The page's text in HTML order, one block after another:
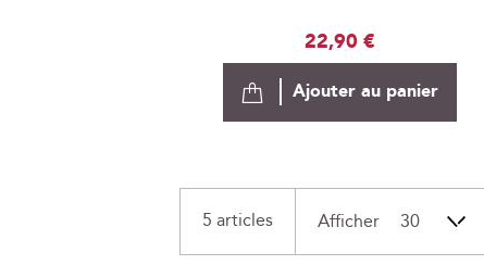
22,90 €
Ajouter au panier
5 articles Afficher